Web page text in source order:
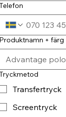
+ färg
Transfertryck
Screentryck